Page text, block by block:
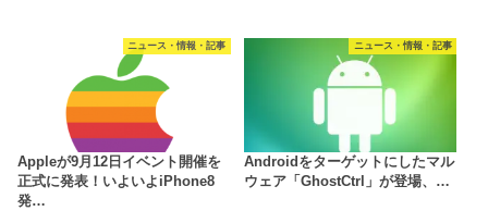
ニュース・情報・記事
Appleが9月12日イベント開催を
正式に発表！いよいよiPhone8
発…
ニュース・情報・記事
Androidをターゲットにしたマル
ウェア「GhostCtrl」が登場、…